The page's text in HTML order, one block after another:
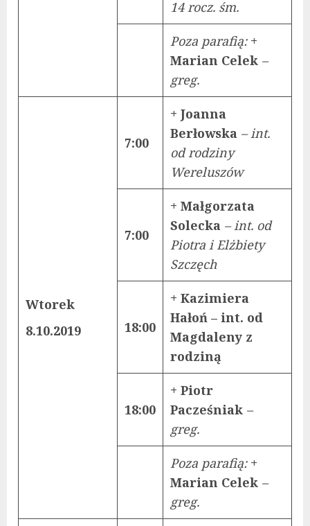
14 rocz. śm.
Poza parafią:+
Marian Celek –
greg.
Wtorek
8.10.2019
7:00
+ Joanna
Berłowska – int.
od rodziny
Wereluszów
7:00
+ Małgorzata
Solecka – int. od
Piotra i Elżbiety
Szczęch
18:00
+ Kazimiera
Hałoń – int. od
Magdaleny z
rodziną
18:00
+ Piotr
Pacześniak –
greg.
Poza parafią:+
Marian Celek –
greg.